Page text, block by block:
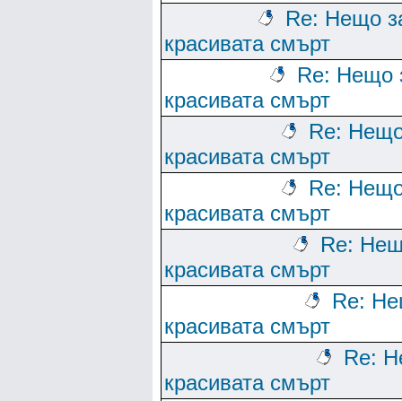
Re: Нещо
красивата смърт
Re: Нещо
красивата смърт
Re:
красивата смърт
Re:
красивата смърт
Re:
красивата смърт
Re:
красивата смърт
Re:
красивата смърт